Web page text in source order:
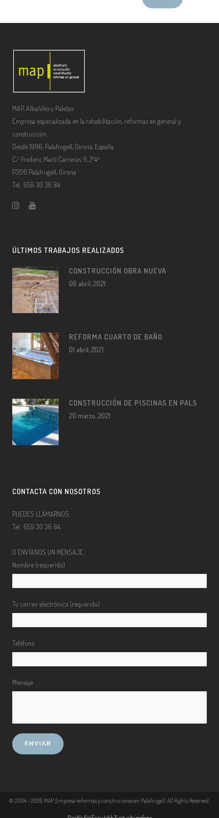
MAP, Albañiles y Paletas
Empresa especializada en la rehabilitación, reformas en general y
construcción.
Desde 1996, Palafrugell, Girona, España.
C/ Frederic Martí Carreras, 6, 2º4ª
17200 Palafrugell, Girona
Tel.: 659 30 36 84
ÚLTIMOS TRABAJOS REALIZADOS
CONSTRUCCIÓN OBRA NUEVA
06 abril, 2021
REFORMA CUARTO DE BAÑO
01 abril, 2021
CONSTRUCCIÓN DE PISCINAS EN PALS
20 marzo, 2021
CONTACTA CON NOSOTROS
PUEDES LLAMARNOS:
Tel.: 659 30 36 84
O ENVÍANOS UN MENSAJE:
Nombre (requerido)
Tu correo electrónico (requerido)
Teléfono
Mensaje
© 2004 - 2026 . MAP, Empresa reformas y construciones en Palafrugell. All Rights Reserved.